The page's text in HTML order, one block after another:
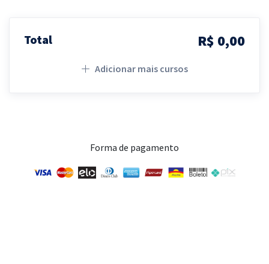
Total R$ 0,00
Adicionar mais cursos
Forma de pagamento